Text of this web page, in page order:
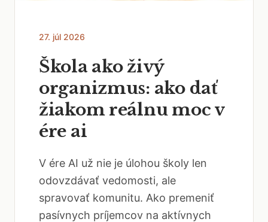
27. júl 2026
Škola ako živý
organizmus: ako dať
žiakom reálnu moc v
ére ai
V ére AI už nie je úlohou školy len
odovzdávať vedomosti, ale
spravovať komunitu. Ako premeniť
pasívnych príjemcov na aktívnych